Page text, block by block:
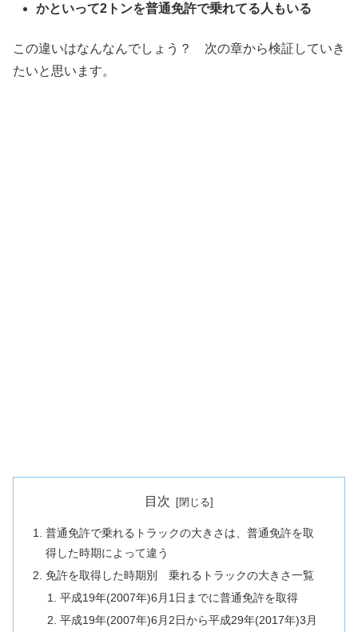
かといって2トンを普通免許で乗れてる人もいる
この違いはなんなんでしょう？ 次の章から検証していき
たいと思います。
目次
普通免許で乗れるトラックの大きさは、普通免許を取
得した時期によって違う
免許を取得した時期別 乗れるトラックの大きさ一覧
平成19年(2007年)6月1日までに普通免許を取得
平成19年(2007年)6月2日から平成29年(2017年)3月